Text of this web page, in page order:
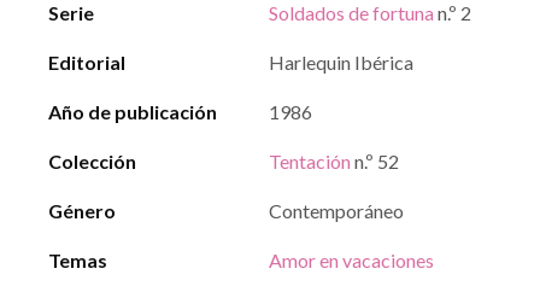
Serie Soldados de fortuna n.º 2
Editorial Harlequin Ibérica
Año de publicación 1986
Colección Tentación n.º 52
Género Contemporáneo
Temas Amor en vacaciones